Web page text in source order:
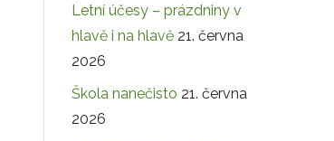
Letní účesy – prázdniny v
hlavě i na hlavě 21. června
2026
Škola nanečisto 21. června
2026